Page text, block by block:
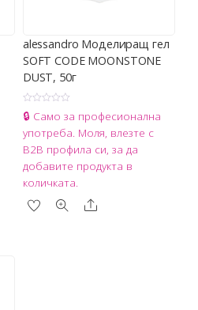
alessandro Моделиращ гел
SOFT CODE MOONSTONE
DUST, 50г
О
ц
н
е
н
с
0
о
🔒 Само за професионална
употреба. Моля, влезте с
B2B профила си, за да
добавите продукта в
количката.
Share